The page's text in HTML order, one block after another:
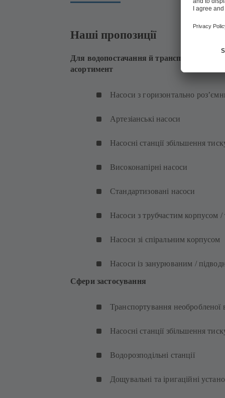
Наші пропозиції
Для водопостачання й транспортування
асортимент
Насоси з горизонтально
Артезіанські насоси
Насосні станції збільшення
Високонапірні насоси
Стандартизовані насоси
Насоси з трубчастим корпусом /
Насоси зі спіральним корпусом
Насоси із занурюваним /
Сфери застосування
Транспортування необробленої
Насосні станції збільшення
Водорозподільні станції
Дощувальні та іригаційні